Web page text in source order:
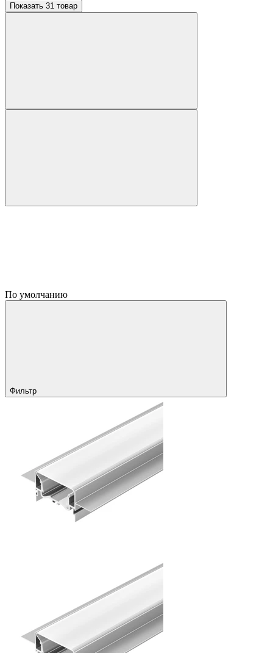
Показать 31 товар
По умолчанию
Фильтр